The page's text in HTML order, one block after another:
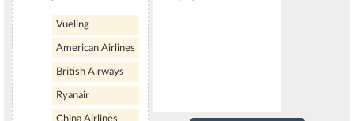
Vueling
American Airlines
British Airways
Ryanair